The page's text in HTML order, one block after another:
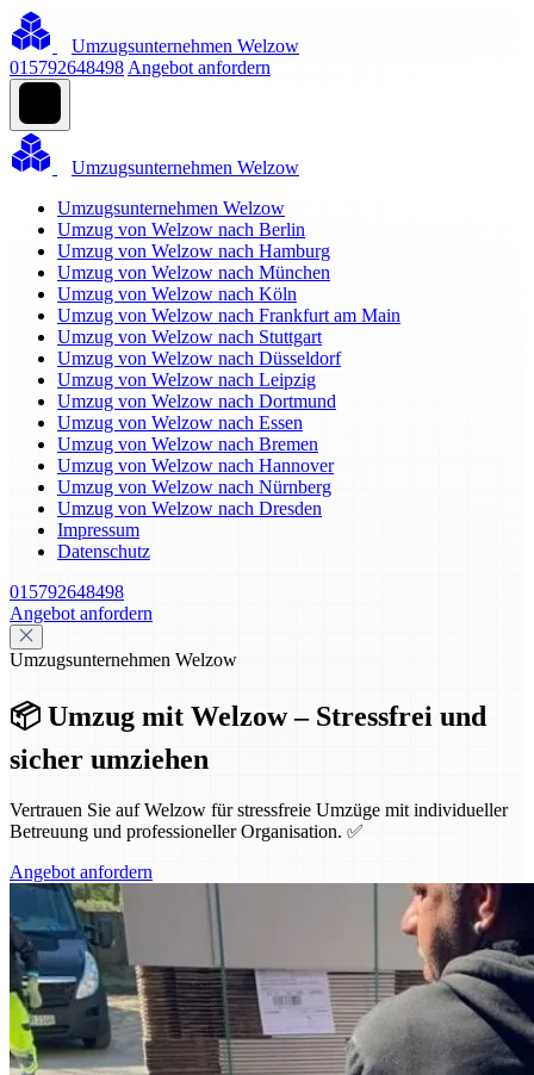
Umzugsunternehmen Welzow
015792648498 Angebot anfordern
Umzugsunternehmen Welzow
Umzugsunternehmen Welzow
Umzug von Welzow nach Berlin
Umzug von Welzow nach Hamburg
Umzug von Welzow nach München
Umzug von Welzow nach Köln
Umzug von Welzow nach Frankfurt am Main
Umzug von Welzow nach Stuttgart
Umzug von Welzow nach Düsseldorf
Umzug von Welzow nach Leipzig
Umzug von Welzow nach Dortmund
Umzug von Welzow nach Essen
Umzug von Welzow nach Bremen
Umzug von Welzow nach Hannover
Umzug von Welzow nach Nürnberg
Umzug von Welzow nach Dresden
Impressum
Datenschutz
015792648498
Angebot anfordern
Umzugsunternehmen Welzow
📦 Umzug mit Welzow – Stressfrei und
sicher umziehen
Vertrauen Sie auf Welzow für stressfreie Umzüge mit individueller
Betreuung und professioneller Organisation. ✅
Angebot anfordern